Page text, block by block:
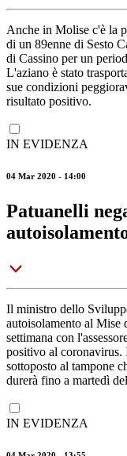
Anche in Molise c'è la
di un 89enne di Sesto
di Cassino per un
L'aziano è stato
sue condizioni
risultato positivo.
IN EVIDENZA
04 Mar 2020 - 14:00
Patuanelli
Il ministro dello
autoisolamento al Mise
settimana con
positivo al coronavirus.
sottoposto al tampone
durerà fino a martedì
IN EVIDENZA